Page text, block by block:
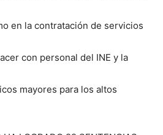
en la contratación de servicios
con personal del INE y la
mayores para los altos